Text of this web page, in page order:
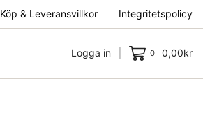
Köp & Leveransvillkor Integritetspolicy
Logga in 0 0,00kr